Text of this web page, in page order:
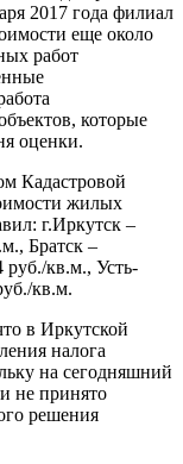
2017 года филиал
еще около
работ
которые
оценки.
Кадастровой
жилых
г.Иркутск –
Братск –
руб./кв.м., Усть-
кв.м.
в Иркутской
налога
на сегодняшний
не принято
решения